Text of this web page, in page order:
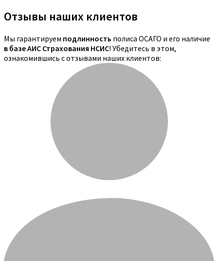
Отзывы наших клиентов
Мы гарантируем подлинность полиса ОСАГО и его наличие
в базе АИС Страхования НСИС! Убедитесь в этом,
ознакомившись с отзывами наших клиентов: